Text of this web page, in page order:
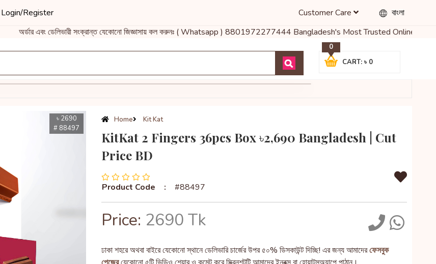
Login/Register বাংলা
Customer Care
অর্ডার এবং ডেলিভারী সংক্রান্ত যেকোনো জিজ্ঞাসায় কল করুনঃ ( Whatsapp ) 8801972277444 Bangladesh's Most Trusted Online Shop
CART: ৳ 0
0
৳ 2690
# 88497
Home Kit Kat
KitKat 2 Fingers 36pcs Box ৳2,690 Bangladesh | Cut
Price BD
Product Code : #88497
Price: 2690 Tk
ঢাকা শহরে অথবা বাইরে যেকোনো স্থানে ডেলিভারি চার্জের উপর ৫০% ডিসকাউন্ট দিচ্ছি! এর জন্য আমাদেরফেসবুক